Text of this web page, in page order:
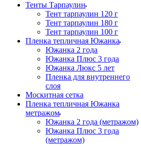
Тенты Тарпаулин
Тент тарпаулин 120 г
Тент тарпаулин 180 г
Тент тарпаулин 100 г
Пленка тепличная Южанка
Южанка 2 года
Южанка Плюс 3 года
Южанка Люкс 5 лет
Пленка для внутреннего
слоя
Москитная сетка
Пленка тепличная Южанка
метражом
Южанка 2 года (метражом)
Южанка Плюс 3 года
(метражом)